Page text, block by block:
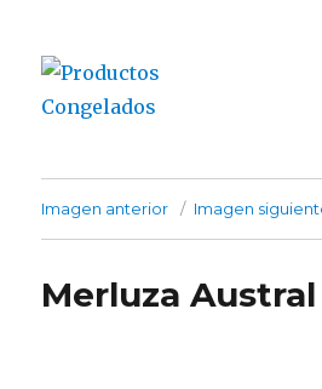
Imagen anterior Imagen
Merluza